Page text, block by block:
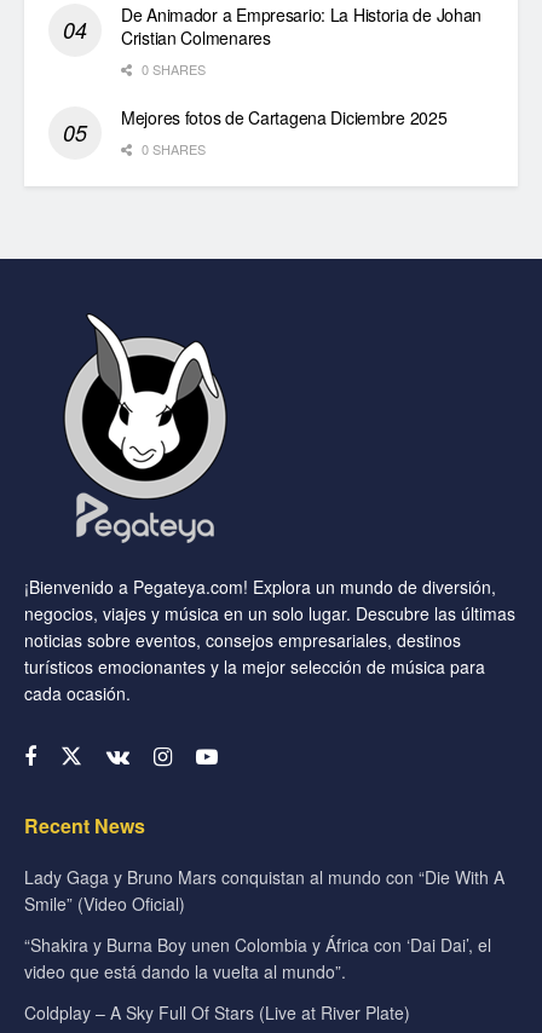
De Animador a Empresario: La Historia de Johan
Cristian Colmenares
0 SHARES
Mejores fotos de Cartagena Diciembre 2025
0 SHARES
¡Bienvenido a Pegateya.com! Explora un mundo de diversión,
negocios, viajes y música en un solo lugar. Descubre las últimas
noticias sobre eventos, consejos empresariales, destinos
turísticos emocionantes y la mejor selección de música para
cada ocasión.
Recent News
Lady Gaga y Bruno Mars conquistan al mundo con “Die With A
Smile” (Video Oficial)
“Shakira y Burna Boy unen Colombia y África con ‘Dai Dai’, el
video que está dando la vuelta al mundo”.
Coldplay – A Sky Full Of Stars (Live at River Plate)